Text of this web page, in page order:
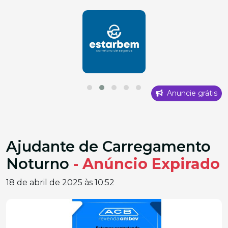
Anuncie grátis
Ajudante de Carregamento
Noturno - Anúncio Expirado
18 de abril de 2025 às 10:52